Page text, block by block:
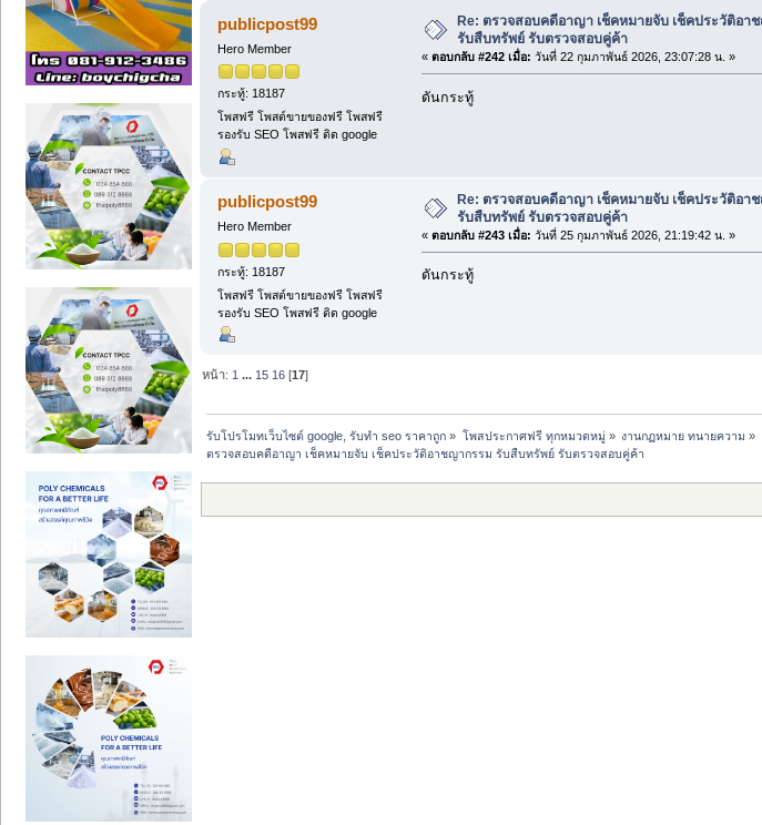
publicpost99
Hero Member
กระทู้: 18187
โพสฟรี โพสต์ขายของฟรี โพสฟรี
รองรับ SEO โพสฟรี ติด google
Re: ตรวจสอบคดีอาญา เช็คหมายจับ เช็คประวัติอา
รับสืบทรัพย์ รับตรวจสอบคู่ค้า
« ตอบกลับ #242 เมื่อ: วันที่ 22 กุมภาพันธ์ 2026, 23:07:28 น. »
ดันกระทู้
publicpost99
Hero Member
กระทู้: 18187
โพสฟรี โพสต์ขายของฟรี โพสฟรี
รองรับ SEO โพสฟรี ติด google
Re: ตรวจสอบคดีอาญา เช็คหมายจับ เช็คประวัติอา
รับสืบทรัพย์ รับตรวจสอบคู่ค้า
« ตอบกลับ #243 เมื่อ: วันที่ 25 กุมภาพันธ์ 2026, 21:19:42 น. »
ดันกระทู้
หน้า: 1 ... 15 16 [17]
รับโปรโมทเว็บไซต์ google, รับทำ seo ราคาถูก » โพสประกาศฟรี ทุกหมวดหมู่» งานกฏหมาย ทนายความ »
ตรวจสอบคดีอาญา เช็คหมายจับ เช็คประวัติอาชญากรรม รับสืบทรัพย์ รับตรวจสอบคู่ค้า